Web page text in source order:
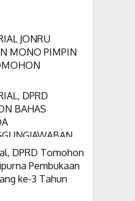
JONRU
MONO PIMPIN
DPRD
BAHAS
DPRD Tomohon
Pembukaan
ke-3 Tahun